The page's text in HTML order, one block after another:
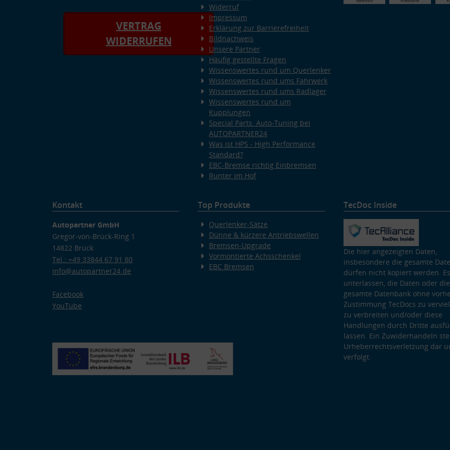
VERTRAG
WIDERRUFEN
Widerruf
Impressum
Erklärung zur Barrierefreiheit
Bildnachweis
Unsere Partner
Häufig gestellte Fragen
Wissenswertes rund um Querlenker
Wissenswertes rund ums Fahrwerk
Wissenswertes rund ums Radlager
Wissenswertes rund um
Kupplungen
Special Parts: Auto-Tuning bei
AUTOPARTNER24
Was ist HPS - High Performance
Standard?
EBC-Bremse richtig Einbremsen
Runter im Hof
Kontakt
Autopartner GmbH
Gregor-von-Brück-Ring 1
14822 Brück
Tel.: +49 33844 67 91 80
info@autopartner24.de
Facebook
YouTube
Top Produkte
Querlenker-Sätze
Dünne & kürzere Antriebswellen
Bremsen-Upgrade
Vormontierte Achsschenkel
EBC Bremsen
TecDoc Inside
Die hier angezeigten Daten,
insbesondere die gesamte
dürfen nicht kopiert werden.
unterlassen, die Daten oder die
gesamte Datenbank ohne
Zustimmung TecDocs zu
zu verbreiten und/oder diese
Handlungen durch Dritte
lassen. Ein Zuwiderhandeln
Urheberrechtsverletzung dar
verfolgt.